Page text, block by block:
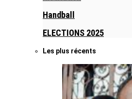
Handball
ELECTIONS 2025
Les plus récents